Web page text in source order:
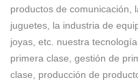
productos de comunicación,
juguetes, la industria de
joyas, etc. nuestra
primera clase, gestión de
clase, producción de